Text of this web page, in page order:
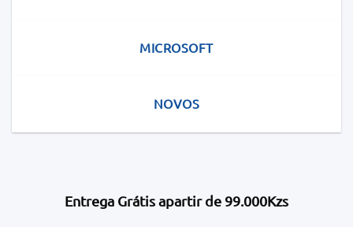
MICROSOFT
NOVOS
Entrega Grátis apartir de 99.000Kzs